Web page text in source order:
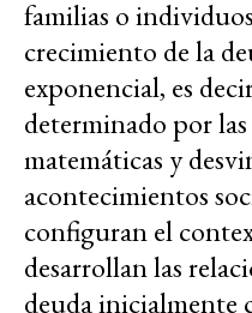
familias o
crecimiento de la
exponencial, es
determinado por las
matemáticas y
acontecimientos
configuran el
desarrollan las
deuda inicialmente